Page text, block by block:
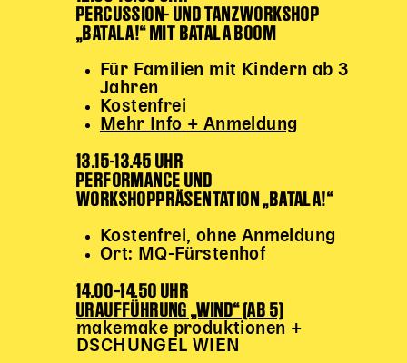
Kunst + Wissen
Rund um den Vorstellungsbesuch
TheaterPaket
Partnerklasse + Partnerschule
Schulabenteuernacht
Theaterklasse
Vorstellungen für pädagogische Institutionen
Angebote für Pädagog*innen
Sommerfest
Open House
Newsletter für pädagogische Institutionen
PERCUSSION- UND TANZWORKSHOP
„BATALA!“ MIT BATALA BOOM
Für Familien mit Kindern ab 3
Jahren
Kostenfrei
Mehr Info + Anmeldung
13.15-13.45 UHR
PERFORMANCE UND
WORKSHOPPRÄSENTATION „BATALA!“
Kostenfrei, ohne Anmeldung
Ort: MQ-Fürstenhof
14.00–14.50 UHR
URAUFFÜHRUNG „WIND“ (AB 5)
makemake produktionen +
DSCHUNGEL WIEN